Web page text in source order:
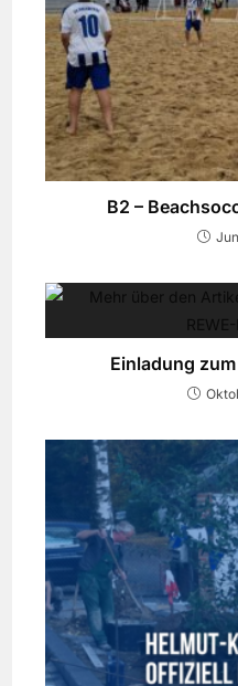
B2 –
Einladung